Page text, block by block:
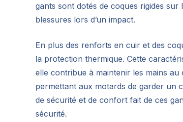
gants sont dotés de coques rigides
blessures lors d’un impact.
En plus des renforts en cuir et des
la protection thermique. Cette
elle contribue à maintenir les mains
permettant aux motards de garder un
de sécurité et de confort fait de ces
sécurité.